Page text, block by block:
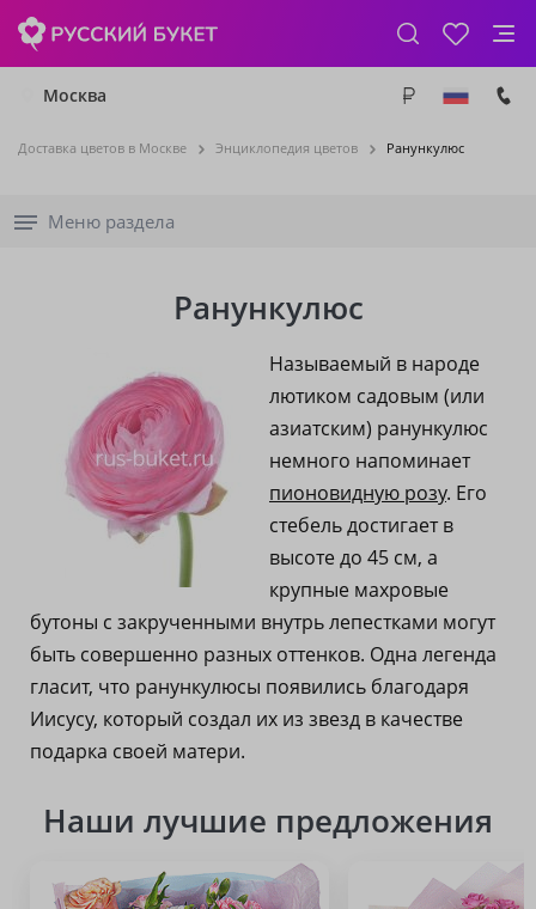
Москва
Доставка цветов в Москве Энциклопедия цветов Ранункулюс
Меню раздела
Ранункулюс
Называемый в народе
лютиком садовым (или
азиатским) ранункулюс
немного напоминает
пионовидную розу. Его
стебель достигает в
высоте до 45 см, а
крупные махровые
бутоны с закрученными внутрь лепестками могут
быть совершенно разных оттенков. Одна легенда
гласит, что ранункулюсы появились благодаря
Иисусу, который создал их из звезд в качестве
подарка своей матери.
Наши лучшие предложения